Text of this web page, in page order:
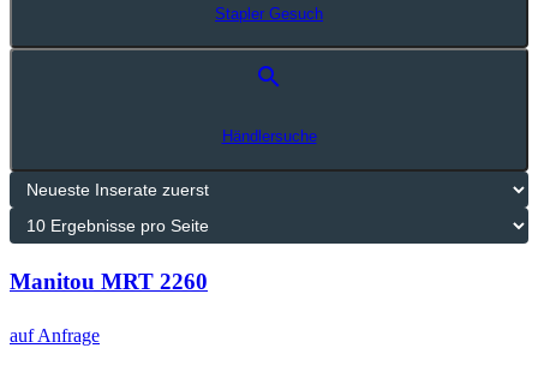
Stapler Gesuch
search
Händlersuche
Manitou MRT 2260
auf Anfrage